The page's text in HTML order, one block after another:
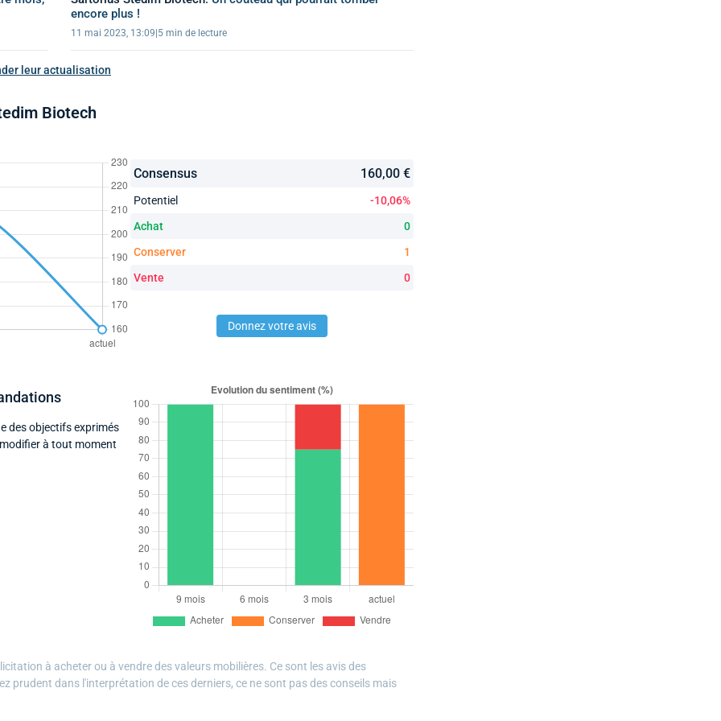
encore plus !
11 mai 2023, 13:09|5 min de lecture
leur actualisation
Biotech
Consensus 160,00 €
Potentiel
-10,06%
Achat
0
Conserver
1
Vente
0
Donnez votre avis
des objectifs exprimés
à tout moment
à acheter ou à vendre des valeurs mobilières. Ce sont les avis des
prudent dans l'interprétation de ces derniers, ce ne sont pas des conseils mais